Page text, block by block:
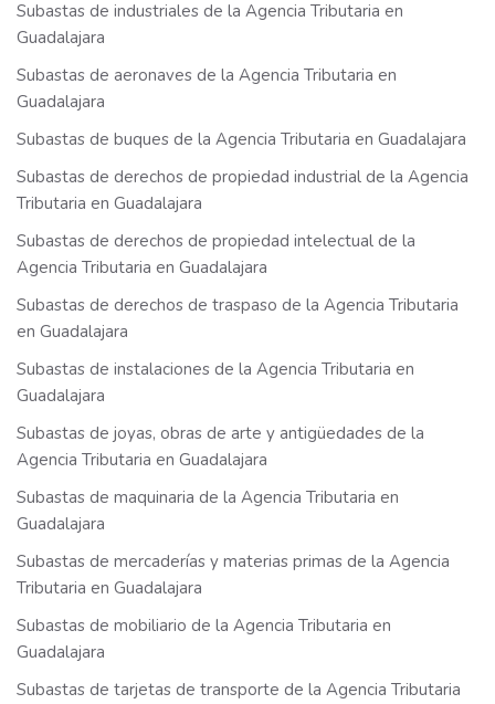
Subastas de industriales de la Agencia Tributaria en
Guadalajara
Subastas de aeronaves de la Agencia Tributaria en
Guadalajara
Subastas de buques de la Agencia Tributaria en Guadalajara
Subastas de derechos de propiedad industrial de la Agencia
Tributaria en Guadalajara
Subastas de derechos de propiedad intelectual de la
Agencia Tributaria en Guadalajara
Subastas de derechos de traspaso de la Agencia Tributaria
en Guadalajara
Subastas de instalaciones de la Agencia Tributaria en
Guadalajara
Subastas de joyas, obras de arte y antigüedades de la
Agencia Tributaria en Guadalajara
Subastas de maquinaria de la Agencia Tributaria en
Guadalajara
Subastas de mercaderías y materias primas de la Agencia
Tributaria en Guadalajara
Subastas de mobiliario de la Agencia Tributaria en
Guadalajara
Subastas de tarjetas de transporte de la Agencia Tributaria